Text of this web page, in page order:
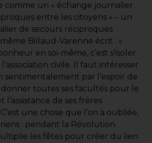
comme un « échange journalier
entre les citoyens » – un
de secours réciproques
Billaud-Varenne écrit : «
en soi-même, c’est s’isoler
civile. Il faut intéresser
sentimentalement par l’espoir de
donner toutes ses facultés pour le
de ses frères
une chose que l’on a oubliée,
: pendant la Révolution
les fêtes pour créer du lien